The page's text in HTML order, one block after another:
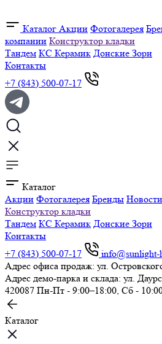
Каталог Акции Фотогалерея
компании Конструктор кладки
Тандем КС Керамик Донские Зори
Контакты
+7 (843) 500-07-17
Каталог
Акции Фотогалерея Бренды Новости
Конструктор кладки
Тандем КС Керамик Донские Зори
Контакты
+7 (843) 500-07-17
info@sunlight-
Адрес офиса продаж: ул.
Адрес демо-парка и склада: ул.
420087 Пн-Пт - 9:00–18:00, Сб -
Каталог